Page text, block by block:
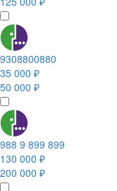
9308800880
35 000 ₽
50 000 ₽
988 9 899 899
130 000 ₽
200 000 ₽